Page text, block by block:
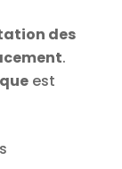
des
.
est